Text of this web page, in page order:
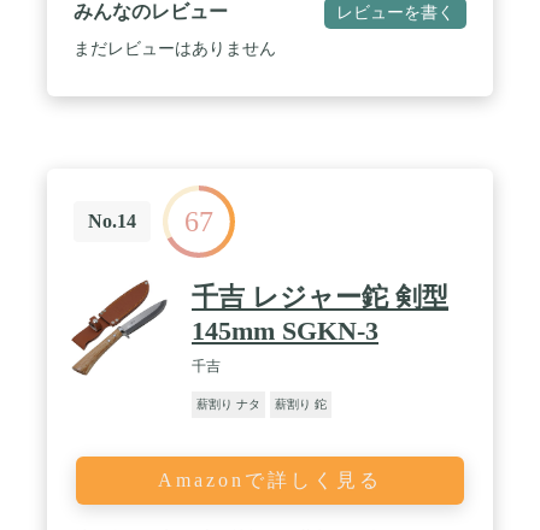
みんなのレビュー レビューを書く
まだレビューはありません
No.14 67
千吉 レジャー鉈 剣型
145mm SGKN-3
千吉
薪割り ナタ 薪割り 鉈
Amazonで詳しく見る